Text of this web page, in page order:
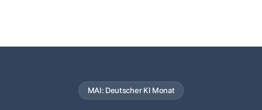
MAI: Deutscher KI Monat